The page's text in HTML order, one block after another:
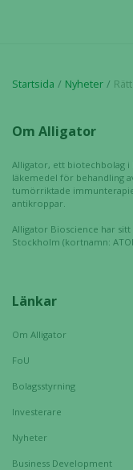
Startsida Nyheter Rättelse:
Om Alligator
Alligator, ett biotechbolag i
läkemedel för behandling
tumörriktade
antikroppar.
Alligator Bioscience har
Stockholm (kortnamn:
Länkar
Om Alligator
FoU
Bolagsstyrning
Investerare
Nyheter
Business Development